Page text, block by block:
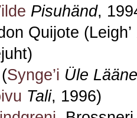
Pisuhänd,
Quijote (Leigh’
Synge’i Üle
Tali, 1996)